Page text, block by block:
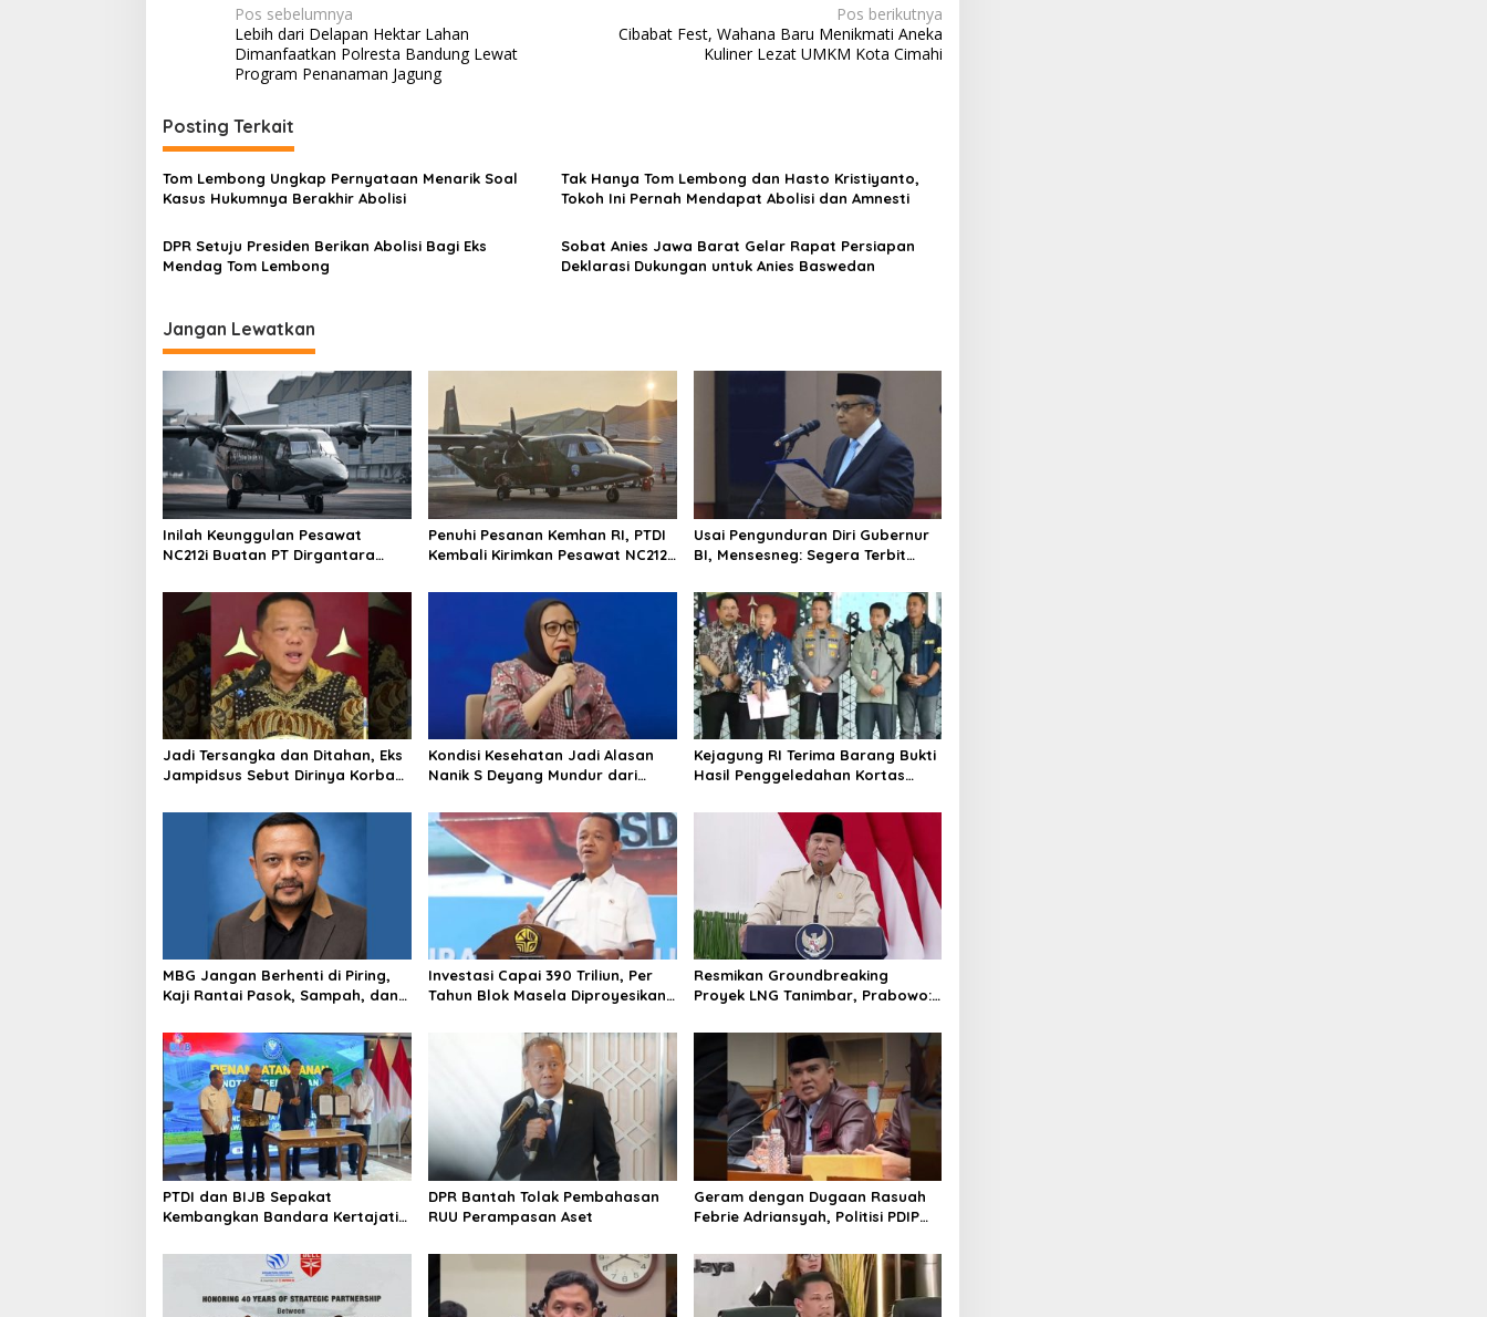
N
a
v
i
g
a
s
i
p
s
Pos sebelumnya
Lebih dari Delapan Hektar Lahan
Dimanfaatkan Polresta Bandung Lewat
Program Penanaman Jagung
Pos berikutnya
Cibabat Fest, Wahana Baru Menikmati Aneka
Kuliner Lezat UMKM Kota Cimahi
Posting Terkait
Tom Lembong Ungkap Pernyataan Menarik Soal
Kasus Hukumnya Berakhir Abolisi
Tak Hanya Tom Lembong dan Hasto Kristiyanto,
Tokoh Ini Pernah Mendapat Abolisi dan Amnesti
DPR Setuju Presiden Berikan Abolisi Bagi Eks
Mendag Tom Lembong
Sobat Anies Jawa Barat Gelar Rapat Persiapan
Deklarasi Dukungan untuk Anies Baswedan
Jangan Lewatkan
Inilah Keunggulan Pesawat
NC212i Buatan PT Dirgantara
Operasi TNI
Penuhi Pesanan Kemhan RI, PTDI
Kembali Kirimkan Pesawat NC212i
Usai Pengunduran Diri Gubernur
BI, Mensesneg: Segera Terbit
Hormat
Jadi Tersangka dan Ditahan, Eks
Jampidsus Sebut Dirinya Korban
Kondisi Kesehatan Jadi Alasan
Nanik S Deyang Mundur dari
Sudaryono
Kejagung RI Terima Barang Bukti
Hasil Penggeledahan Kortas
MBG Jangan Berhenti di Piring,
Kaji Rantai Pasok, Sampah, dan
Investasi Capai 390 Triliun, Per
Tahun Blok Masela Diproyesikan
Resmikan Groundbreaking
Proyek LNG Tanimbar, Prabowo:
PTDI dan BIJB Sepakat
Kembangkan Bandara Kertajati
Kedirgantaraan Nasional
DPR Bantah Tolak Pembahasan
RUU Perampasan Aset
Geram dengan Dugaan Rasuah
Febrie Adriansyah, Politisi PDIP
Mati